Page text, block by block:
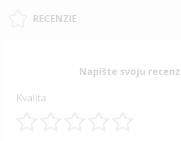
RECENZIE
Napíšte svoju
Kvalita